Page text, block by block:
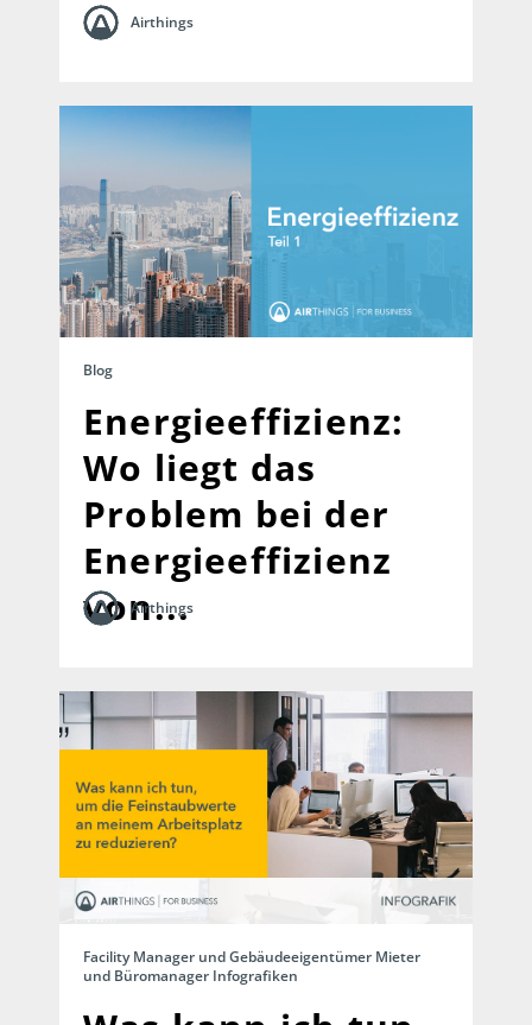
Airthings
Blog
Energieeffizienz:
Wo liegt das
Problem bei der
Energieeffizienz
von...
Airthings
Facility Manager und Gebäudeeigentümer Mieter
und Büromanager Infografiken